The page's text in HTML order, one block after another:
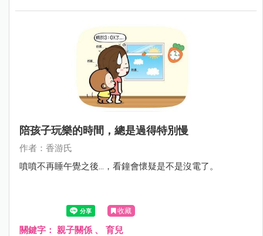
陪孩子玩樂的時間，總是過得特別慢
作者：香游氏
噴噴不再睡午覺之後...，看鐘會懷疑是不是沒電了。
收藏
關鍵字： 親子關係 、 育兒